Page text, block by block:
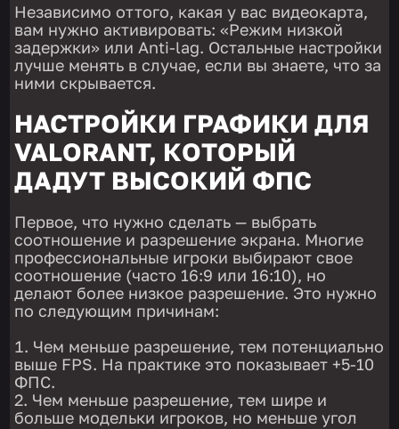
Независимо оттого, какая у вас видеокарта,
вам нужно активировать: «Режим низкой
задержки» или Anti-lag. Остальные настройки
лучше менять в случае, если вы знаете, что за
ними скрывается.
НАСТРОЙКИ ГРАФИКИ ДЛЯ
VALORANT, КОТОРЫЙ
ДАДУТ ВЫСОКИЙ ФПС
Первое, что нужно сделать — выбрать
соотношение и разрешение экрана. Многие
профессиональные игроки выбирают свое
соотношение (часто 16:9 или 16:10), но
делают более низкое разрешение. Это нужно
по следующим причинам:
Чем меньше разрешение, тем потенциально
выше FPS. На практике это показывает +5-10
ФПС.
Чем меньше разрешение, тем шире и
больше модельки игроков, но меньше угол